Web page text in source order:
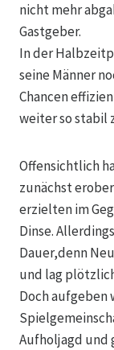
nicht mehr
Gastgeber.
In der
seine Männer
Chancen
weiter so stabil
Offensichtlich
zunächst
erzielten im
Dinse.
Dauer,denn
und lag
Doch aufgeben
Aufholjagd und